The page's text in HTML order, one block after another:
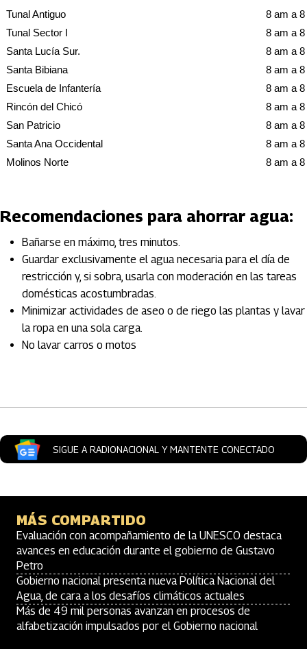
Tunal Antiguo
8 am a
Tunal Sector I
8 am a
Santa Lucía Sur.
8 am a
Santa Bibiana
8 am a
Escuela de Infantería
8 am a
Rincón del Chicó
8 am a
San Patricio
8 am a
Santa Ana Occidental
8 am a
Molinos Norte
8 am a
Recomendaciones para ahorrar agua:
Bañarse en máximo, tres minutos.
Guardar exclusivamente el agua necesaria para el día de
restricción y, si sobra, usarla con moderación en las tareas
domésticas acostumbradas.
Minimizar actividades de aseo o de riego las plantas y lavar
la ropa en una sola carga.
No lavar carros o motos
SIGUE A RADIONACIONAL Y MANTENTE CONECTADO
MÁS COMPARTIDO
Evaluación con acompañamiento de la UNESCO destaca
avances en educación durante el gobierno de Gustavo
Petro
Gobierno nacional presenta nueva Política Nacional del
Agua, de cara a los desafíos climáticos actuales
Más de 49 mil personas avanzan en procesos de
alfabetización impulsados por el Gobierno nacional